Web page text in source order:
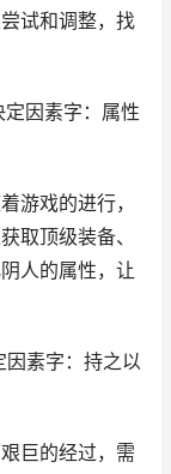
试和调整，找
因素字：属性
游戏的进行，
取顶级装备、
人的属性，让
因素字：持之以
巨的经过，需